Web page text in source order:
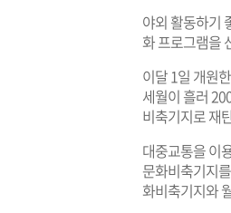
야외 활동하기
화 프로그램을
이달 1일 개원
세월이 흘러
비축기지로 재
대중교통을 이
문화비축기지
화비축기지와